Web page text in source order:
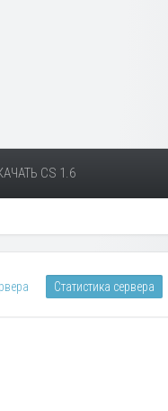
CS 1.6
Статистика сервера